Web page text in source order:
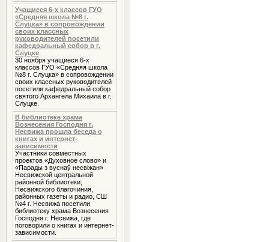
Учащиеся 6-х классов ГУО
«Средняя школа №8 г.
Слуцка» в сопровождении
своих классных
руководителей посетили
кафедральный собор в г.
Слуцке
30 ноября учащиеся 6-х
классов ГУО «Средняя школа
№8 г. Слуцка» в сопровождении
своих классных руководителей
посетили кафедральный собор
святого Архангела Михаила в г.
Слуцке.
В библиотеке храма
Вознесения Господня г.
Несвижа прошла беседа о
книгах и интернет-
зависимости
Участники совместных
проектов «Духовное слово» и
«Парады з вуснаў несвіжан»
Несвижской центральной
районной библиотеки,
Несвижского благочиния,
районных газеты и радио, СШ
№4 г. Несвижа посетили
библиотеку храма Вознесения
Господня г. Несвижа, где
поговорили о книгах и интернет-
зависимости.